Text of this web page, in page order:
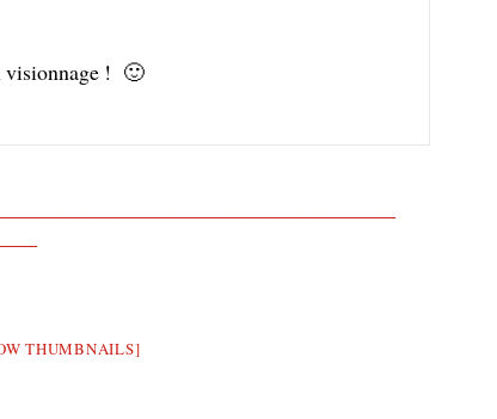
visionnage ! 🙂
THUMBNAILS]